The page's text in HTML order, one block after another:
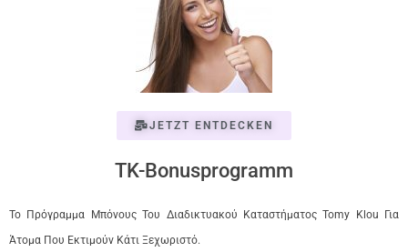
JETZT ENTDECKEN
TK-Bonusprogramm
Το Πρόγραμμα Μπόνους Του Διαδικτυακού Καταστήματος Tomy Klou Για
Άτομα Που Εκτιμούν Κάτι Ξεχωριστό.